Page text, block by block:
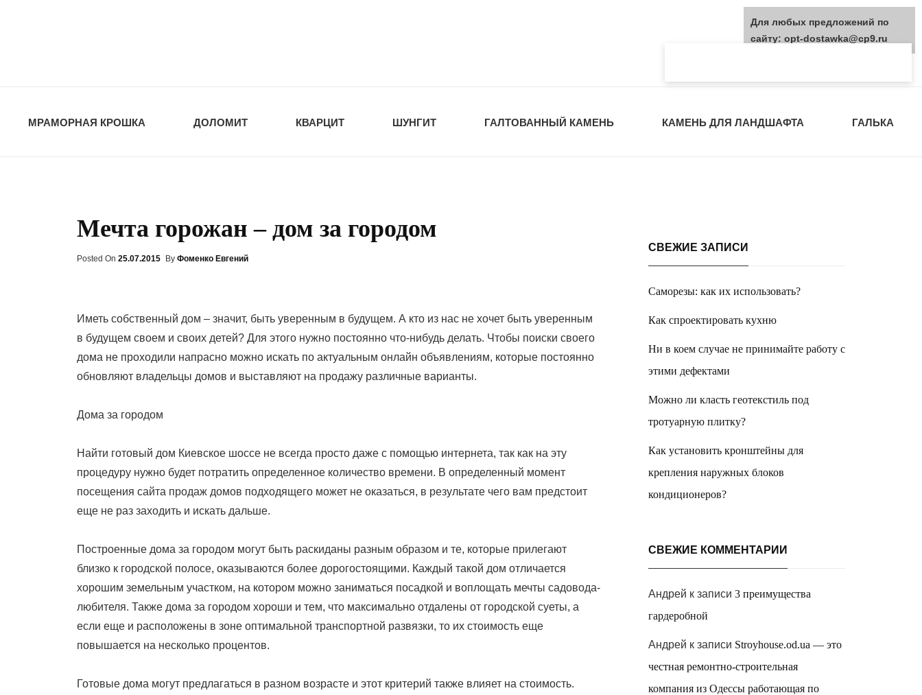
МРАМОРНАЯ КРОШКА ДОЛОМИТ КВАРЦИТ ШУНГИТ ГАЛТОВАННЫЙ КАМЕНЬ КАМЕНЬ ДЛЯ ЛАНДШАФТА ГАЛЬКА
Мечта горожан – дом за городом
Posted On Posted
25.07.2015 By Фоменко Евгений
Иметь собственный дом – значит, быть уверенным в будущем. А кто из нас не хочет быть уверенным
в будущем своем и своих детей? Для этого нужно постоянно что-нибудь делать. Чтобы поиски своего
дома не проходили напрасно можно искать по актуальным онлайн объявлениям, которые постоянно
обновляют владельцы домов и выставляют на продажу различные варианты.
Дома за городом
Найти готовый дом Киевское шоссе не всегда просто даже с помощью интернета, так как на эту
процедуру нужно будет потратить определенное количество времени. В определенный момент
посещения сайта продаж домов подходящего может не оказаться, в результате чего вам предстоит
еще не раз заходить и искать дальше.
Построенные дома за городом могут быть раскиданы разным образом и те, которые прилегают
близко к городской полосе, оказываются более дорогостоящими. Каждый такой дом отличается
хорошим земельным участком, на котором можно заниматься посадкой и воплощать мечты садовода-
любителя. Также дома за городом хороши и тем, что максимально отдалены от городской суеты, а
если еще и расположены в зоне оптимальной транспортной развязки, то их стоимость еще
повышается на несколько процентов.
Готовые дома могут предлагаться в разном возрасте и этот критерий также влияет на стоимость.
СВЕЖИЕ ЗАПИСИ
Саморезы: как их использовать?
Как спроектировать кухню
Ни в коем случае не принимайте работу с
этими дефектами
Можно ли класть геотекстиль под
тротуарную плитку?
Как установить кронштейны для
крепления наружных блоков
кондиционеров?
СВЕЖИЕ КОММЕНТАРИИ
Андрей к записи 3 преимущества
гардеробной
Андрей к записи Stroyhouse.od.ua — это
честная ремонтно-строительная
компания из Одессы работающая по
Для любых предложений по
сайту: opt-dostawka@cp9.ru